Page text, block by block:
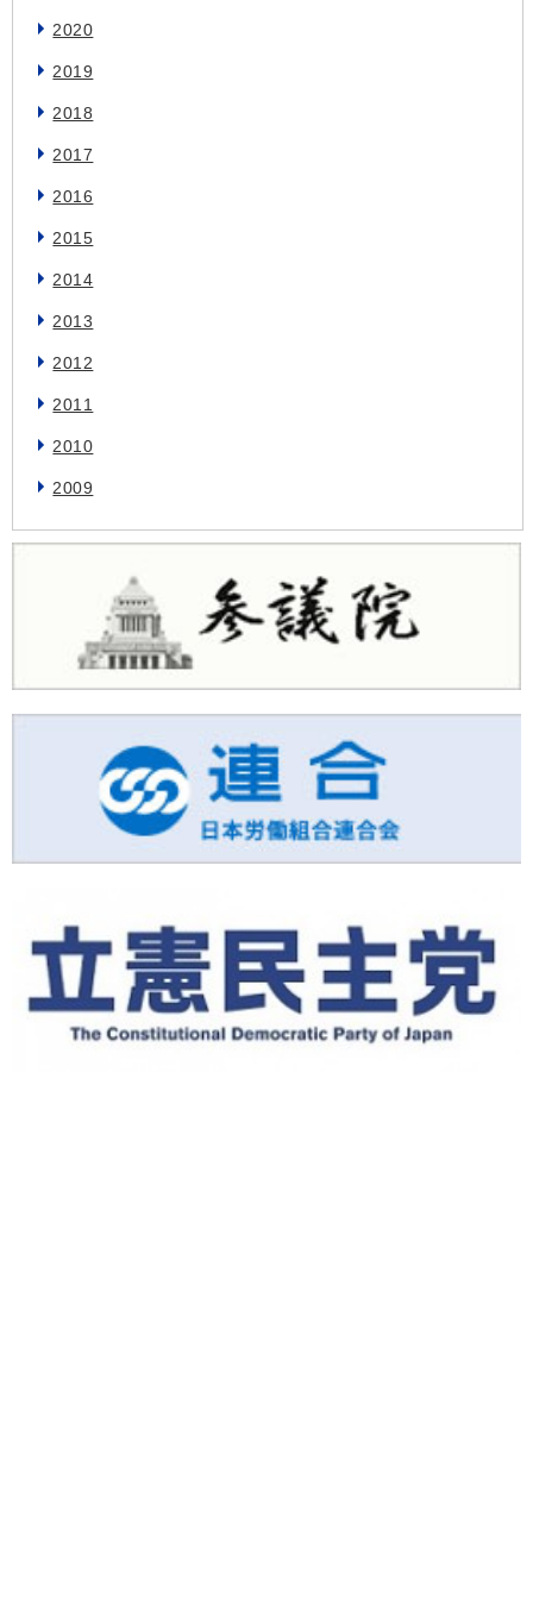
2020
2019
2018
2017
2016
2015
2014
2013
2012
2011
2010
2009